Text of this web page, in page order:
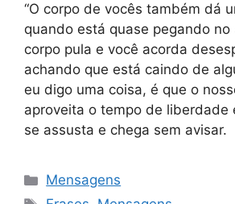
“O corpo de vocês também dá
quando está quase pegando no
corpo pula e você acorda
achando que está caindo de
eu digo uma coisa, é que o
aproveita o tempo de liberdade
se assusta e chega sem avisar.
Categorias
Mensagens